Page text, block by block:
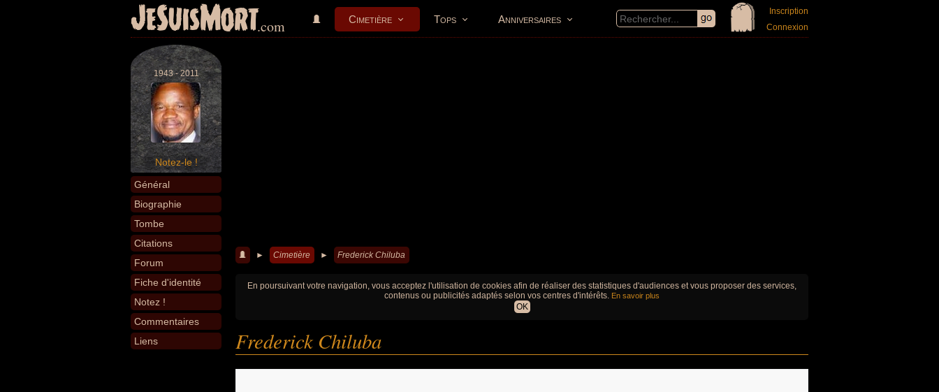
JeSuisMort.com Cimetière Tops Anniversaires
Inscription
Connexion
1943 - 2011
Notez-le !
Général
Biographie
Tombe
Citations
Forum
Fiche d'identité
Notez !
Commentaires
Liens
► Cimetière ► Frederick Chiluba
En poursuivant votre navigation, vous acceptez l'utilisation de cookies afin de réaliser des statistiques d'audiences et vous proposer des services,
contenus ou publicités adaptés selon vos centres d'intérêts. En savoir plus
OK
Frederick Chiluba